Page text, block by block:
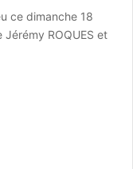
ce dimanche 18
ROQUES et